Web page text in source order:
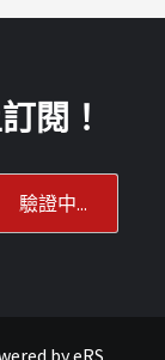
閱！
byeRS